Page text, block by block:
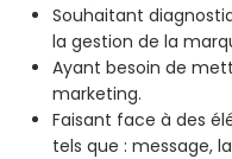
Souhaitant
la gestion de la
Ayant besoin de
marketing.
Faisant face à des
tels que : message,